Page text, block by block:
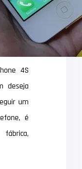
4S
deseja
um
é